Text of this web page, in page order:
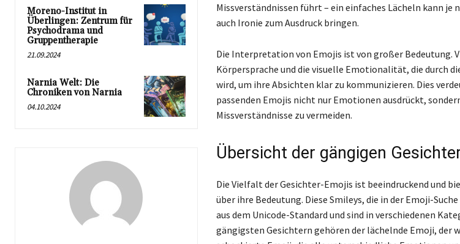
Moreno-Institut in
Überlingen: Zentrum für
Psychodrama und
Gruppentherapie
21.09.2024
Narnia Welt: Die
Chroniken von Narnia
04.10.2024
Missverständnissen führt – ein einfaches Lächeln kann je
auch Ironie zum Ausdruck bringen.
Die Interpretation von Emojis ist von großer Bedeutung.
Körpersprache und die visuelle Emotionalität, die durch
wird, um ihre Absichten klar zu kommunizieren. Dies
passenden Emojis nicht nur Emotionen ausdrückt,
Missverständnisse zu vermeiden.
Übersicht der gängigen
Die Vielfalt der Gesichter-Emojis ist beeindruckend und
über ihre Bedeutung. Diese Smileys, die in der Emoji-
aus dem Unicode-Standard und sind in verschiedenen
gängigsten Gesichtern gehören der lächelnde Emoji, der